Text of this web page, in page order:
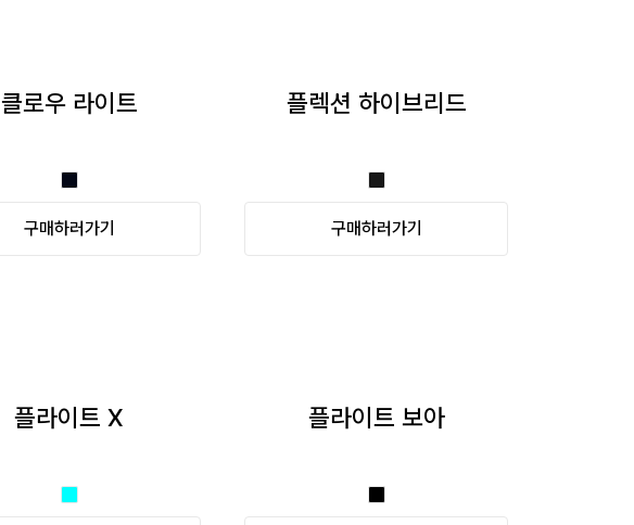
클로우 라이트
구매하러가기
플렉션 하이브리드
구매하러가기
플라이트 X 플라이트 보아